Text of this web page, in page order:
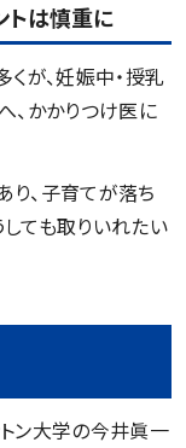
トは慎重に
が、妊娠中・授乳
、かかりつけ医に
、子育てが落ち
ても取りいれたい
ン大学の今井眞一